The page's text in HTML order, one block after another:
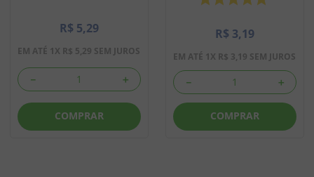
R$ 5,29
EM ATÉ 1X R$ 5,29 SEM JUROS
＋
－
COMPRAR
R$ 3,19
EM ATÉ 1X R$ 3,19 SEM JUROS
＋
－
COMPRAR